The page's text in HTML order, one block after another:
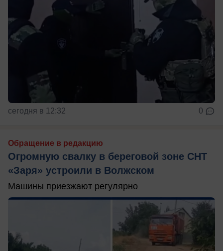
сегодня в 12:32 0
Обращение в редакцию
Огромную свалку в береговой зоне СНТ
«Заря» устроили в Волжском
Машины приезжают регулярно